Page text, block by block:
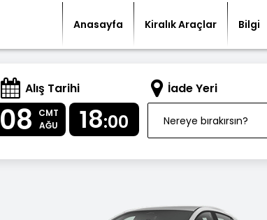
Anasayfa Kiralık Araçlar Bilgi
Alış Tarihi
08
CMT
AĞU
18:00
İade Yeri
Nereye bırakırsın?